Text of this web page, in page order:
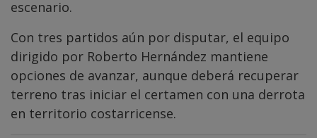
escenario.
Con tres partidos aún por disputar, el equipo
dirigido por Roberto Hernández mantiene
opciones de avanzar, aunque deberá recuperar
terreno tras iniciar el certamen con una derrota
en territorio costarricense.